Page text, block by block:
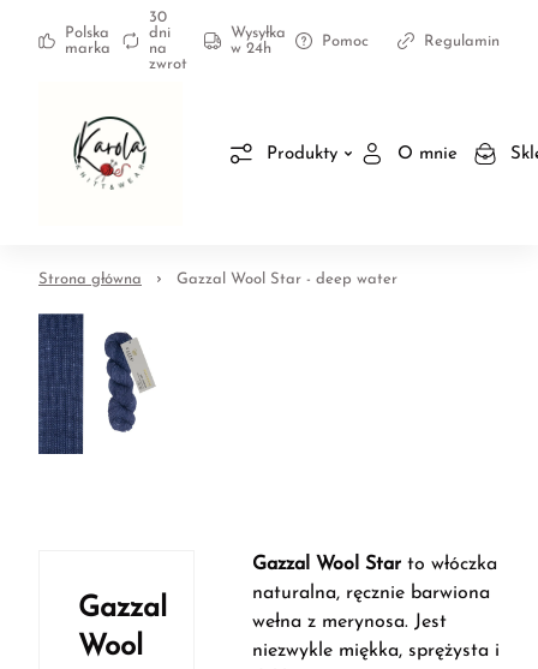
Polska
marka
30
dni
na
zwrot
Wysyłka
w 24h
Pomoc Regulamin
Produkty O mnie
Strona główna Gazzal Wool Star - deep water
Gazzal
Wool
Gazzal Wool Starto włóczka
naturalna, ręcznie barwiona
wełna z merynosa. Jest
niezwykle miękka, sprężysta i